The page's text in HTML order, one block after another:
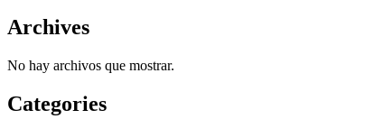
Archives
No hay archivos que mostrar.
Categories